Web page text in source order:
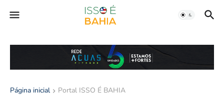
Página inicial Portal ISSO É BAHIA